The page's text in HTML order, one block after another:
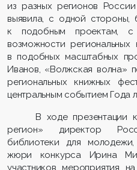
из разных регионов
выявила, с одной стороны,
к подобным проектам,
возможности региональных
в подобных масштабных
Иванов, «Волжская волна»
региональных книжных
центральным событием Года
В ходе презентации
регион» директор
библиотеки для молодежи,
жюри конкурса Ирина
участников мероприятия